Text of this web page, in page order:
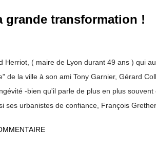
grande transformation !
Herriot, ( maire de Lyon durant 49 ans ) qui
de la ville à son ami Tony Garnier, Gérard
-bien qu'il parle de plus en plus
ses urbanistes de confiance, François
, Jakob & McFarlane , Rudy Ricciotti et bien